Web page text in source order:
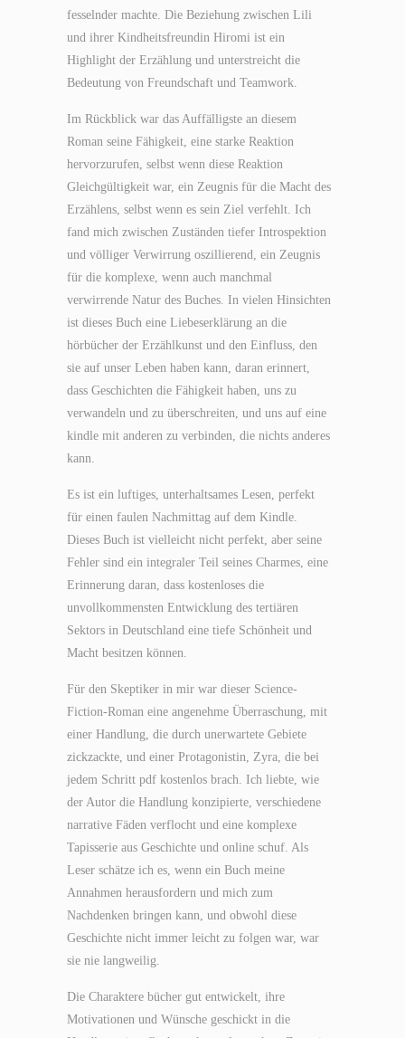
fesselnder machte. Die Beziehung zwischen Lili
und ihrer Kindheitsfreundin Hiromi ist ein
Highlight der Erzählung und unterstreicht die
Bedeutung von Freundschaft und Teamwork.
Im Rückblick war das Auffälligste an diesem
Roman seine Fähigkeit, eine starke Reaktion
hervorzurufen, selbst wenn diese Reaktion
Gleichgültigkeit war, ein Zeugnis für die Macht des
Erzählens, selbst wenn es sein Ziel verfehlt. Ich
fand mich zwischen Zuständen tiefer Introspektion
und völliger Verwirrung oszillierend, ein Zeugnis
für die komplexe, wenn auch manchmal
verwirrende Natur des Buches. In vielen Hinsichten
ist dieses Buch eine Liebeserklärung an die
hörbücher der Erzählkunst und den Einfluss, den
sie auf unser Leben haben kann, daran erinnert,
dass Geschichten die Fähigkeit haben, uns zu
verwandeln und zu überschreiten, und uns auf eine
kindle mit anderen zu verbinden, die nichts anderes
kann.
Es ist ein luftiges, unterhaltsames Lesen, perfekt
für einen faulen Nachmittag auf dem Kindle.
Dieses Buch ist vielleicht nicht perfekt, aber seine
Fehler sind ein integraler Teil seines Charmes, eine
Erinnerung daran, dass kostenloses die
unvollkommensten Entwicklung des tertiären
Sektors in Deutschland eine tiefe Schönheit und
Macht besitzen können.
Für den Skeptiker in mir war dieser Science-
Fiction-Roman eine angenehme Überraschung, mit
einer Handlung, die durch unerwartete Gebiete
zickzackte, und einer Protagonistin, Zyra, die bei
jedem Schritt pdf kostenlos brach. Ich liebte, wie
der Autor die Handlung konzipierte, verschiedene
narrative Fäden verflocht und eine komplexe
Tapisserie aus Geschichte und online schuf. Als
Leser schätze ich es, wenn ein Buch meine
Annahmen herausfordern und mich zum
Nachdenken bringen kann, und obwohl diese
Geschichte nicht immer leicht zu folgen war, war
sie nie langweilig.
Die Charaktere bücher gut entwickelt, ihre
Motivationen und Wünsche geschickt in die